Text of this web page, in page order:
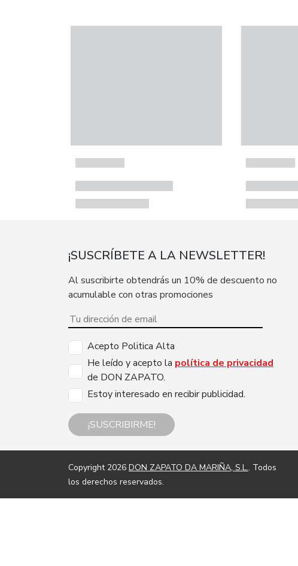
¡SUSCRÍBETE A LA NEWSLETTER!
Al suscribirte obtendrás un 10% de descuento no
acumulable con otras promociones
Acepto Politica Alta
He leído y acepto la política de privacidad
de DON ZAPATO.
Estoy interesado en recibir publicidad.
¡SUSCRIBIRME!
Copyright 2026 DON ZAPATO DA MARIÑA, S.L.. Todos
los derechos reservados.